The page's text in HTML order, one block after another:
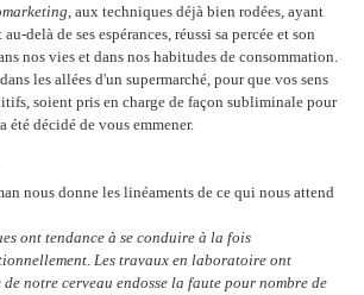
, aux techniques déjà bien rodées, ayant
delà de ses espérances, réussi sa percée et son
nos vies et dans nos habitudes de consommation.
les allées d'un supermarché, pour que vos sens
soient pris en charge de façon subliminale pour
été décidé de vous emmener.
nous donne les linéaments de ce qui nous attend
ont tendance à se conduire à la fois
Les travaux en laboratoire ont
notre cerveau endosse la faute pour nombre de